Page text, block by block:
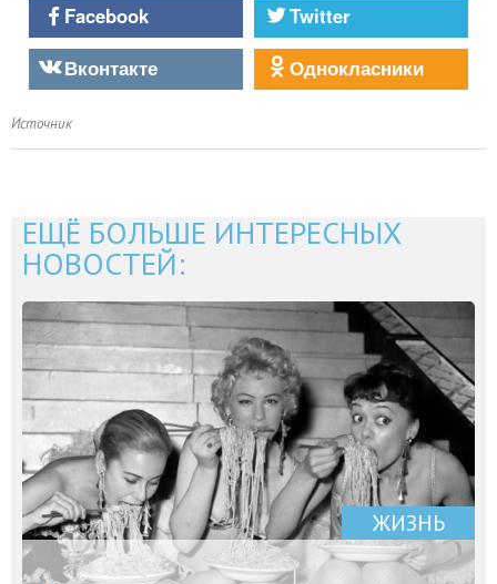
Facebook
Twitter
Вконтакте
Однокласники
Источник
ЕЩЁ БОЛЬШЕ ИНТЕРЕСНЫХ
НОВОСТЕЙ:
ЖИЗНЬ